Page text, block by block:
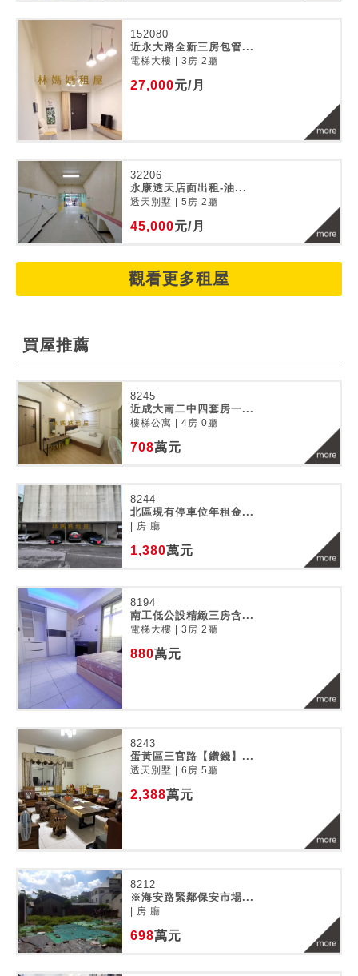
152080
近永大路全新三房包管...
電梯大樓 | 3房 2廳
27,000元/月
32206
永康透天店面出租-油...
透天別墅 | 5房 2廳
45,000元/月
觀看更多租屋
買屋推薦
8245
近成大南二中四套房一...
樓梯公寓 | 4房 0廳
708萬元
8244
北區現有停車位年租金...
| 房 廳
1,380萬元
8194
南工低公設精緻三房含...
電梯大樓 | 3房 2廳
880萬元
8243
蛋黃區三官路【鑽錢】...
透天別墅 | 6房 5廳
2,388萬元
8212
※海安路緊鄰保安市場...
| 房 廳
698萬元